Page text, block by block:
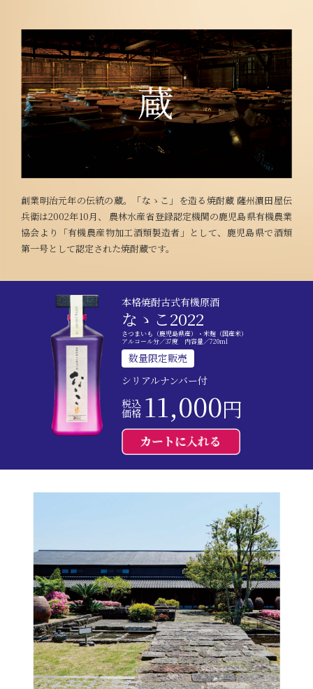
創業明治元年の伝統の蔵。「なゝこ」を造る焼酎蔵 薩州濵田屋伝
兵衛は2002年10月、 農林水産省登録認定機関の鹿児島県有機農業
協会より「有機農産物加工酒類製造者」として、鹿児島県で酒類
第一号として認定された焼酎蔵です。
本格焼酎古式有機原酒
なゝこ2022
さつまいも（鹿児島県産）・米麹（国産米）
アルコール分／37度 内容量／720ml
数量限定販売
シリアルナンバー付
税込
価格 11,000円